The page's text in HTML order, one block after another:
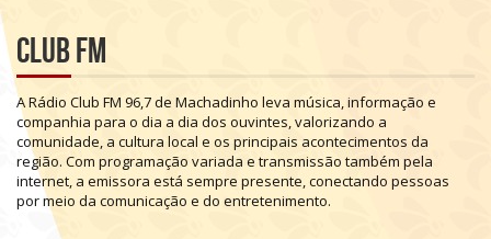
Club FM
ARádio Club FM 96,7de Machadinho leva música,informação e
companhia para o dia a dia dos ouvintes,valorizando a
comunidade, a cultura local e os principais acontecimentos da
região. Com programação variada e transmissão também pela
internet, a emissora está sempre presente,conectando pessoas
pormeio da comunicação e do entretenimento.